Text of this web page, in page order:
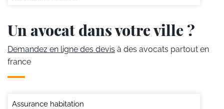
Un avocat dans votre ville ?
Demandez en ligne des devis à des avocats partout en
france
Assurance habitation